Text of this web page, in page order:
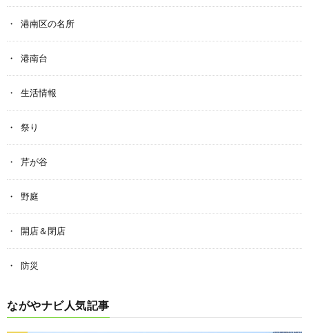
港南区の名所
港南台
生活情報
祭り
芹が谷
野庭
開店＆閉店
防災
ながやナビ人気記事